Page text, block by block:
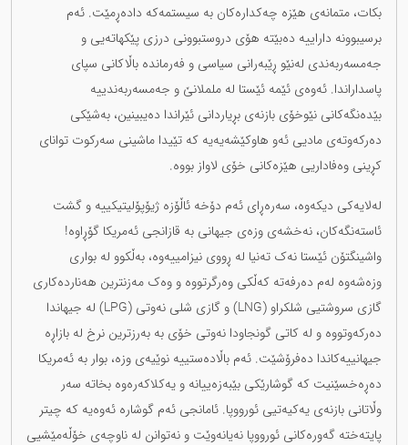
بکات، متمانەی هێزە چەکدارەکان بە سیستمەکە دادەڕمێت. ئەم
برسیبوونە داراییە دەبێتە هۆی دروستبوونی درزی پێکهاتەیی و
جەمسەربەندی لەنێو ڕێبەرانی سیاسی و فەرماندە باڵاکانی سپای
پاسداراندا. ئەوەی ئێمە ئێستا لە ململانێ و جەمسەربەندییە
بێدەنگەکانی نێوخۆی بازنەی بڕیاردانی ئێراندا دەیبینین، بەشێکی
دەرکەوتەی مادیی ئەو هاوکێشەیەیە کە تێیدا ماشینی سەرکوت توانای
کڕینی وەفاداریی هێزەکانی خۆی لاواز بووە.
لەلایەکی دیکەوە، سەرەڕای ئەم دۆخە ئاڵۆزە ژیۆپۆلیتیکییە و گشت
ئاستەنگەکان، نەخشەی وزەی جیهانی بە قازانجی ئەمریکا گۆڕاوە!
واشینگتۆن ئێستا نەک تەنیا لە ڕووی نیزامییەوە، بەڵکوو لە بواری
وزەشەوە لەم دەرفەتە کەڵکی وەرگرتووە و وەک مەزنترین هەناردەکاری
گازی سروشتیی شلکراو (LNG) و گازی شلی نەوتی (LPG) لە جیهاندا
دەرکەوتووە و لە کاتی گونجاودا نەوتی خۆی بە بەرزترین نرخ لە بازاڕە
جیهانییەکاندا دەفرۆشێت. ئەم باڵادەستییە نوێیەی وزە، بوار بە ئەمریکا
دەڕەخسێنیت کە گوشارێکی بێبەزەییانە و یەکلاکەرەوە بخاتە سەر
وڵاتانی بازنەی یەکیەتیی ئورووپا. ئامانجی ئەم گوشارە ئەوەیە کە چیتر
پایتەختە گەورەکانی ئورووپا نەیانەوێت و نەتوانن لە ناوچەی خۆڵەمێشیی